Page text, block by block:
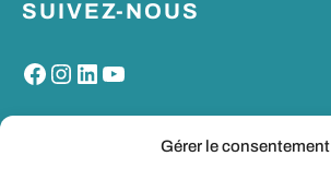
Gérer le consentement
SUIVEZ-NOUS
Facebook Instagram LinkedIn YouTube
MON PORTAIL SANTE